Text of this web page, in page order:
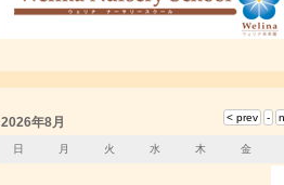
2026年8月
日 月 火 水 木 金